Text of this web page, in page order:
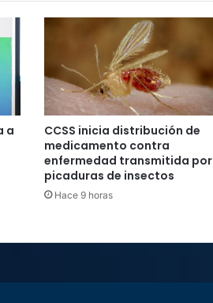
a
CCSS inicia distribución de
medicamento contra
enfermedad transmitida por
picaduras de insectos
Hace 9 horas